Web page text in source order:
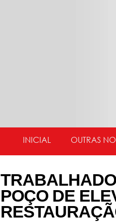
INICIAL OUTRAS
POÇO DE